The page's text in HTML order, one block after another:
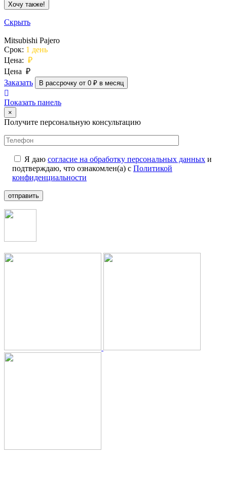
Скрыть
Mitsubishi Pajero
Срок: 1 день
Цена: ₽
Цена ₽
Заказать
В рассрочку от 0 ₽ в месяц
Показать панель
×
Получите персональную консультацию
Я даю согласие на обработку персональных данных и
подтверждаю, что ознакомлен(а) с Политикой
конфиденциальности
отправить